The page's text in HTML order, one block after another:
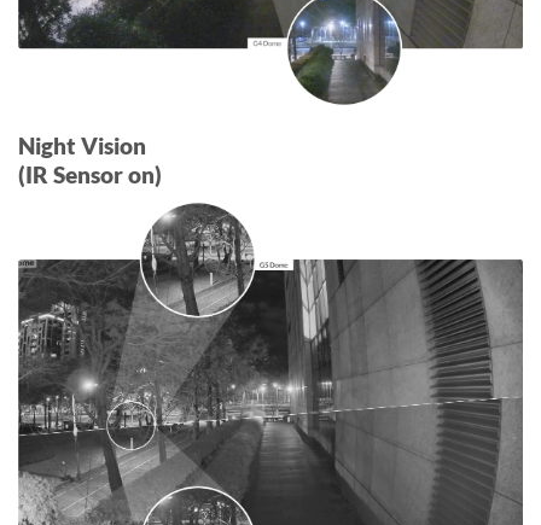
Night Vision
(IR Sensor on)